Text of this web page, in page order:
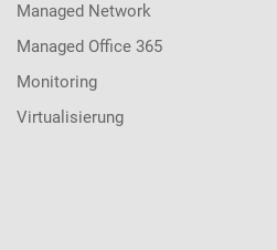
Managed Network
Managed Office 365
Monitoring
Virtualisierung